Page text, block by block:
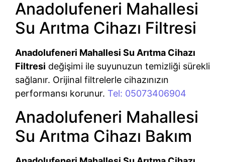
Anadolufeneri Mahallesi
Su Arıtma Cihazı Filtresi
Anadolufeneri Mahallesi Su Arıtma Cihazı
Filtresi değişimi ile suyunuzun temizliği sürekli
sağlanır. Orijinal filtrelerle cihazınızın
performansı korunur. Tel: 05073406904
Anadolufeneri Mahallesi
Su Arıtma Cihazı Bakım